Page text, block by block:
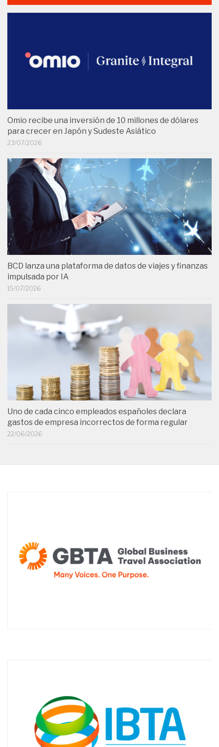
Omio recibe una inversión de 10 millones de dólares
para crecer en Japón y Sudeste Asiático
23/07/2026
BCD lanza una plataforma de datos de viajes y finanzas
impulsada por IA
15/07/2026
Uno de cada cinco empleados españoles declara
gastos de empresa incorrectos de forma regular
22/06/2026